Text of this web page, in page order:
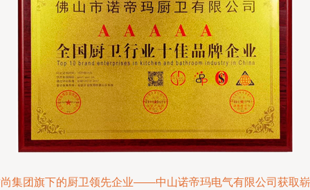
集团旗下的厨卫领先企业——中山诺帝玛电气有限公司获取崭